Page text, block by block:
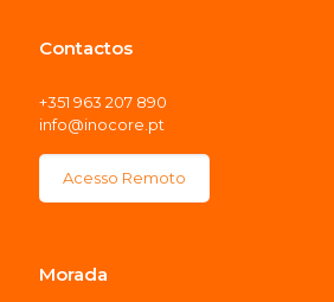
Contactos
+351 963 207 890
info@inocore.pt
Acesso Remoto
Morada